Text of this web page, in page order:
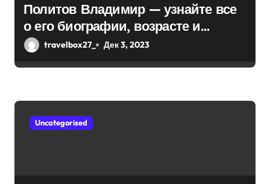
Политов Владимир — узнайте все
о его биографии, возрасте и
впечатляющих достижениях!
travelbox27_ Дек 3, 2023
Uncategorised